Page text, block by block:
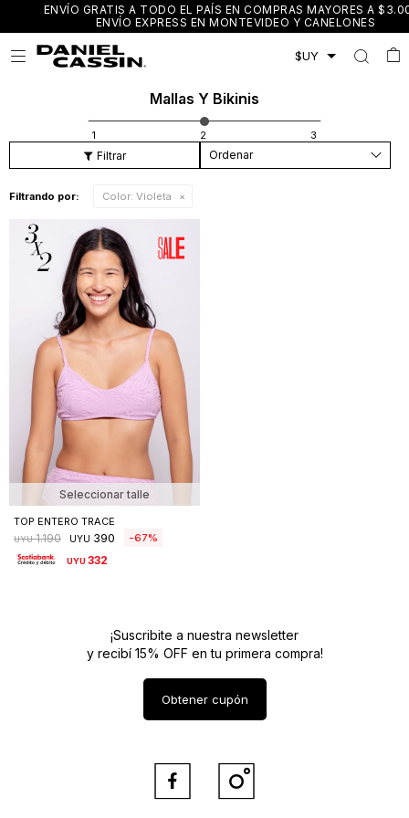
ENVÍO GRATIS A TODO EL PAÍS EN COMPRAS MAYORES A $3.000 /
ENVÍO EXPRESS EN MONTEVIDEO Y CANELONES

Mallas Y Bikinis
Recomendados
Filtrando por: Color: Violeta
Seleccionar talle
TOP ENTERO TRACE
UYU 1.190 UYU 390 67
UYU332
¡Suscribite a nuestra newsletter
y recibí 15% OFF en tu primera compra!
Obtener cupón
 